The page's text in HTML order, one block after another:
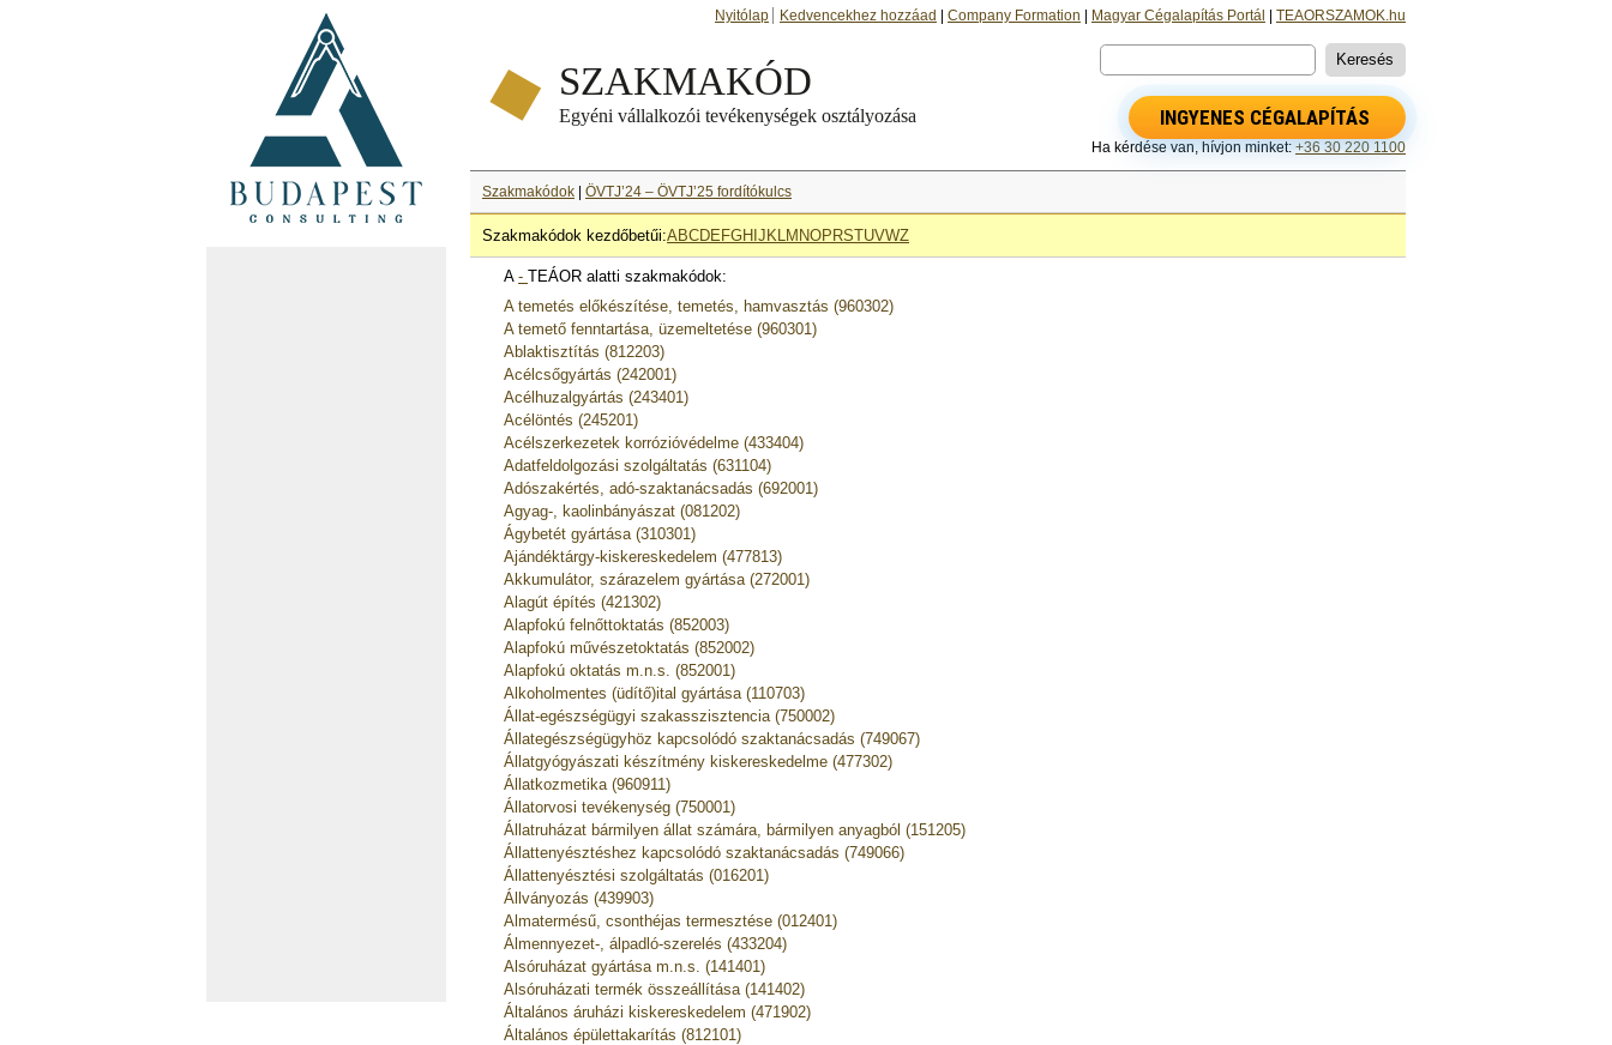
Nyitólap Kedvencekhez hozzáad Company Formation Magyar Cégalapítás Portál TEAORSZAMOK.hu
INGYENES CÉGALAPÍTÁS
Ha kérdése van, hívjon minket: +36 30 220 1100
Szakmakódok ÖVTJ’24 – ÖVTJ’25 fordítókulcs
Szakmakódok kezdőbetűi:ABCDE FGH J KLM NOP RSTUVWZ
A - TEÁOR alatti szakmakódok:
A temetés előkészítése, temetés, hamvasztás (960302)
A temető fenntartása, üzemeltetése (960301)
Ablaktisztítás (812203)
Acélcsőgyártás (242001)
Acélhuzalgyártás (243401)
Acélöntés (245201)
Acélszerkezetek korrózióvédelme (433404)
Adatfeldolgozási szolgáltatás (631104)
Adószakértés, adó-szaktanácsadás (692001)
Agyag-, kaolinbányászat (081202)
Ágybetét gyártása (310301)
Ajándéktárgy-kiskereskedelem (477813)
Akkumulátor, szárazelem gyártása (272001)
Alagút építés (421302)
Alapfokú felnőttoktatás (852003)
Alapfokú művészetoktatás (852002)
Alapfokú oktatás m.n.s. (852001)
Alkoholmentes (üdítő)ital gyártása (110703)
Állat-egészségügyi szakasszisztencia (750002)
Állategészségügyhöz kapcsolódó szaktanácsadás (749067)
Állatgyógyászati készítmény kiskereskedelme (477302)
Állatkozmetika (960911)
Állatorvosi tevékenység (750001)
Állatruházat bármilyen állat számára, bármilyen anyagból (151205)
Állattenyésztéshez kapcsolódó szaktanácsadás (749066)
Állattenyésztési szolgáltatás (016201)
Állványozás (439903)
Almatermésű, csonthéjas termesztése (012401)
Álmennyezet-, álpadló-szerelés (433204)
Alsóruházat gyártása m.n.s. (141401)
Alsóruházati termék összeállítása (141402)
Általános áruházi kiskereskedelem (471902)
Általános épülettakarítás (812101)